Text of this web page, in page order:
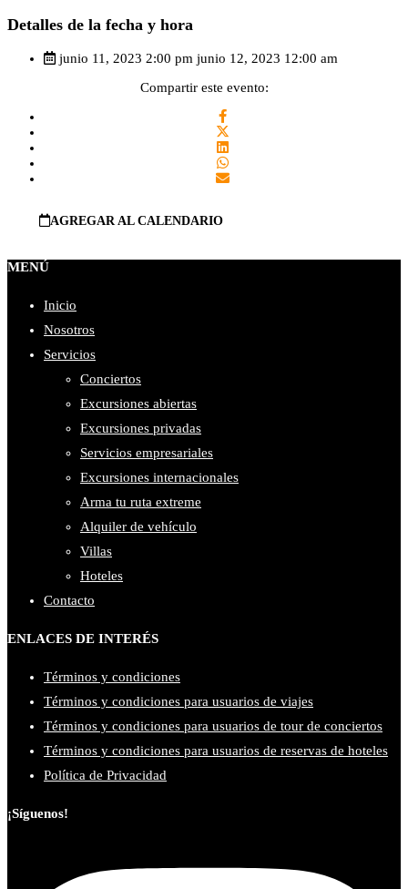
Detalles de la fecha y hora
junio 11, 2023 2:00 pm junio 12, 2023 12:00 am
Compartir este evento:
AGREGAR AL CALENDARIO
MENÚ
Inicio
Nosotros
Servicios
Conciertos
Excursiones abiertas
Excursiones privadas
Servicios empresariales
Excursiones internacionales
Arma tu ruta extreme
Alquiler de vehículo
Villas
Hoteles
Contacto
ENLACES DE INTERÉS
Términos y condiciones
Términos y condiciones para usuarios de viajes
Términos y condiciones para usuarios de tour de conciertos
Términos y condiciones para usuarios de reservas de hoteles
Política de Privacidad
¡Síguenos!